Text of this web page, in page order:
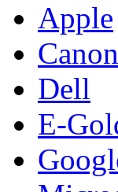
Apple
Canon
Dell
E-